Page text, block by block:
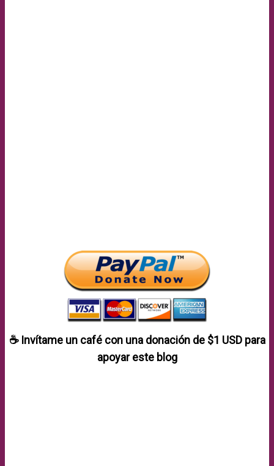
☕ Invítame un café con una donación de $1 USDpara
apoyar este blog